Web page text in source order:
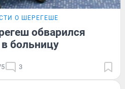
О ШЕРЕГЕШЕ
обварился
больницу
3